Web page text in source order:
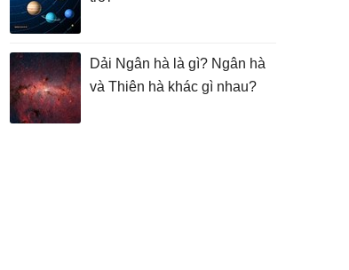
Dải Ngân hà là gì? Ngân hà
và Thiên hà khác gì nhau?